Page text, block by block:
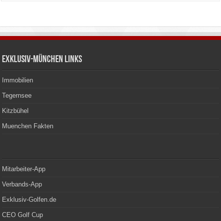
Exklusiv-München Links
Immobilien
Tegernsee
Kitzbühel
Muenchen Fakten
Mitarbeiter-App
Verbands-App
Exklusiv-Golfen.de
CEO Golf Cup